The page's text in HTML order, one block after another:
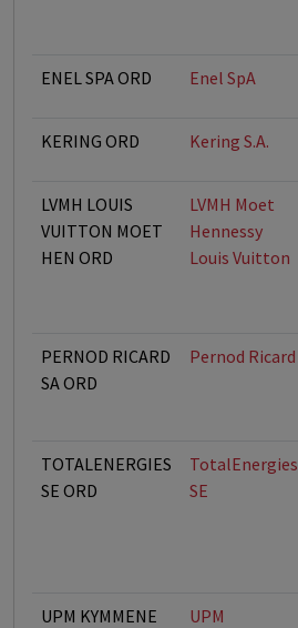
ENEL SPA ORD Enel SpA
KERING ORD Kering S.A.
LVMH LOUIS
VUITTON MOET
HEN ORD
LVMH Moet
Hennessy 
Louis Vuitton
PERNOD RICARD
SA ORD
Pernod Ricard
TOTALENERGIES
SE ORD
TotalEnergies
SE
UPM KYMMENE
UPM